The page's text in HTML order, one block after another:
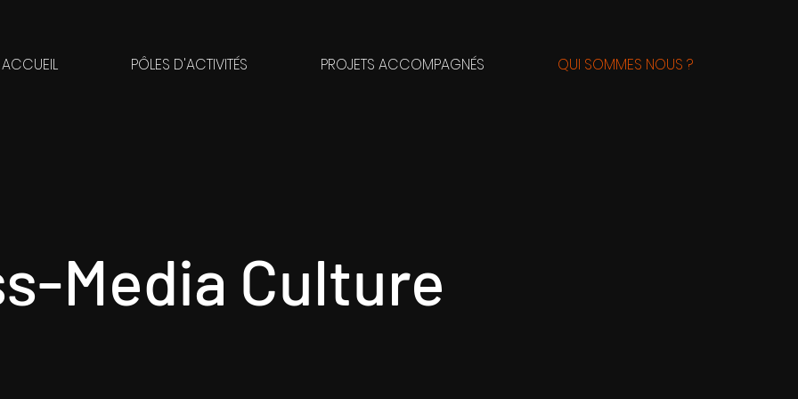
ACCUEIL PÔLES D'ACTIVITÉS PROJETS ACCOMPAGNÉS QUI SOMMES NOUS ?
Media Culture